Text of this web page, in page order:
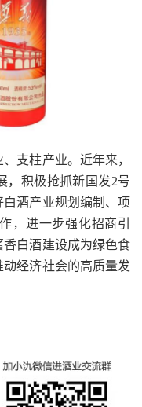
支柱产业。近年来，
，积极抢抓新国发2号
酒产业规划编制、项
，进一步强化招商引
白酒建设成为绿色食
经济社会的高质量发